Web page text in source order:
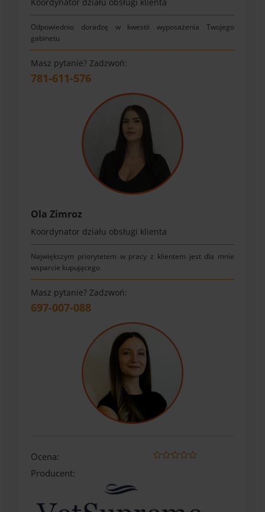
Odpowiednio doradzę w kwestii wyposażenia Twojego
gabinetu
Masz pytanie? Zadzwoń:
781-611-576
Ola Zimroz
Koordynator działu obsługi klienta
Największym priorytetem w pracy z klientem jest dla mnie
wsparcie kupującego
Masz pytanie? Zadzwoń:
697-007-088
Ocena:
Producent: